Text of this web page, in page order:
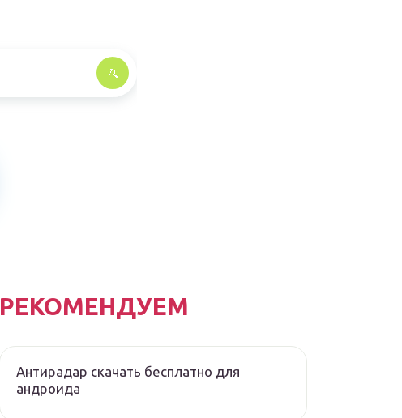
РЕКОМЕНДУЕМ
Антирадар скачать бесплатно для
андроида